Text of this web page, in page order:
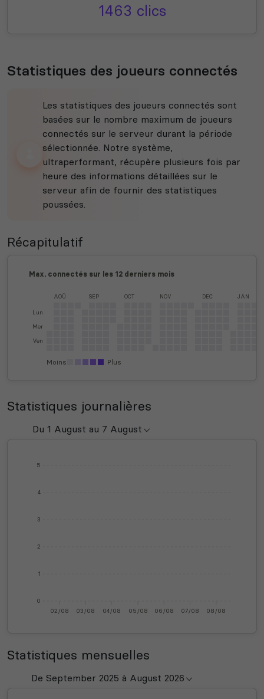
1463 clics
Statistiques des joueurs connectés
Les statistiques des joueurs connectés sont
basées sur le nombre maximum de joueurs
connectés sur le serveur durant la période
sélectionnée. Notre système,
ultraperformant, récupère plusieurs fois par
heure des informations détaillées sur le
serveur afin de fournir des statistiques
poussées.
Récapitulatif
Max. connectés sur les 12 derniers mois
Lun
Mer
Ven
AOÛ SEP OCT NOV DEC JAN
Moins Plus
Statistiques journalières
0
1
2
3
4
5
02/08 03/08 04/08 05/08 06/08 07/08 08/08
Statistiques mensuelles